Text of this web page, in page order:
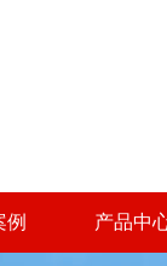
例 产品中